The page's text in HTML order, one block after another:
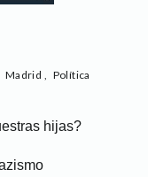
Madrid Política
hijas?